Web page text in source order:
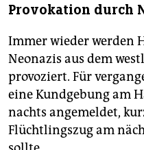
Provokation durch
Immer wieder werden
Neonazis aus dem
provoziert. Für
eine Kundgebung am
nachts angemeldet,
Flüchtlingszug am